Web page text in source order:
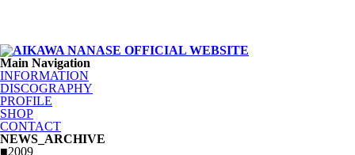
Main Navigation
INFORMATION
DISCOGRAPHY
PROFILE
SHOP
CONTACT
NEWS_ARCHIVE
■2009